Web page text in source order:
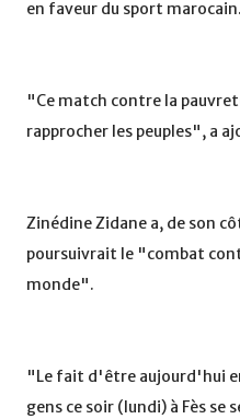
en faveur du sport marocain.
"Ce match contre la
rapprocher les peuples", a
Zinédine Zidane a, de son
poursuivrait le "combat
monde".
"Le fait d'être aujourd'hui
gens ce soir (lundi) à Fès se